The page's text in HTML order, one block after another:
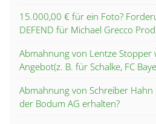
15.000,00 € für ein Foto?
DEFEND für Michael Grecco
Abmahnung von Lentze Stopper
Angebot(z. B. für Schalke, FC
Abmahnung von Schreiber
der Bodum AG erhalten?